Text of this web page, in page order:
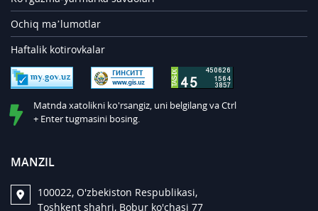
Ochiq ma’lumotlar
Haftalik kotirovkalar
Matnda xatolikni ko'rsangiz, uni belgilang va Ctrl
+ Enter tugmasini bosing.
MANZIL
100022, O'zbekiston Respublikasi,
Toshkent shahri, Bobur ko'chasi 77